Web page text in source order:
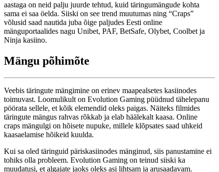
aastaga on neid palju juurde tehtud, kuid täringumängude kohta
sama ei saa öelda. Siiski on see trend muutumas ning “Craps”
võlusid saad nautida juba õige paljudes Eesti online
mänguportaalides nagu Unibet, PAF, BetSafe, Olybet, Coolbet ja
Ninja kasiino.
Mängu põhimõte
Veebis täringute mängimine on erinev maapealsetes kasiinodes
toimuvast. Loomulikult on Evolution Gaming püüdnud tähelepanu
pöörata sellele, et kõik elemendid oleks paigas. Näiteks filmides
täringute mängus rahvas rõkkab ja elab häälekalt kaasa. Online
craps mängulgi on hõisete nupuke, millele klõpsates saad uhkeid
kaasaelamise hõikeid kuulda.
Kui sa oled täringuid päriskasiinodes mänginud, siis panustamine ei
tohiks olla probleem. Evolution Gaming on teinud siiski ka
muudatusi, et algajate jaoks oleks asi lihtsam ja arusaadavam.